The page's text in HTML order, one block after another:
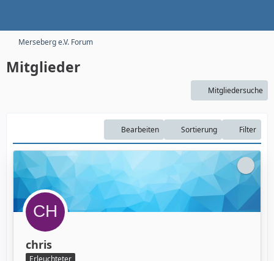
Merseberg e.V. Forum
Mitglieder
Mitgliedersuche
Bearbeiten Sortierung Filter
chris
Erleuchteter